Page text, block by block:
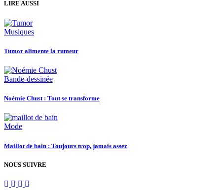
LIRE AUSSI
Musiques
Tumor alimente la rumeur
Bande-dessinée
Noémie Chust : Tout se transforme
Mode
Maillot de bain : Toujours trop, jamais assez
NOUS SUIVRE